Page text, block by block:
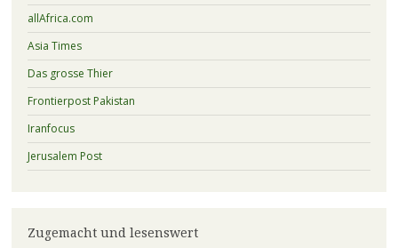
allAfrica.com
Asia Times
Das grosse Thier
Frontierpost Pakistan
Iranfocus
Jerusalem Post
Zugemacht und lesenswert